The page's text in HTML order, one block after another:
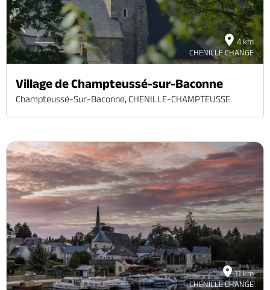
4 km
CHENILLE CHANGE
Village de Champteussé-sur-Baconne
Champteussé-Sur-Baconne, CHENILLE-CHAMPTEUSSE
11 km
CHENILLE CHANGE